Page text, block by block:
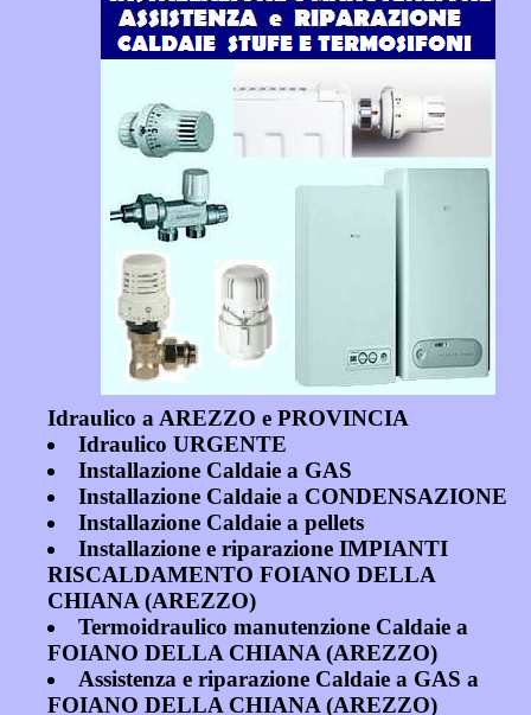
Idraulico a AREZZO e PROVINCIA
Idraulico URGENTE
Installazione Caldaie a GAS
Installazione Caldaie a CONDENSAZIONE
Installazione Caldaie a pellets
Installazione e riparazione IMPIANTI
RISCALDAMENTO FOIANO DELLA
CHIANA (AREZZO)
Termoidraulico manutenzione Caldaie a
FOIANO DELLA CHIANA (AREZZO)
Assistenza e riparazione Caldaie a GAS a
FOIANO DELLA CHIANA (AREZZO)